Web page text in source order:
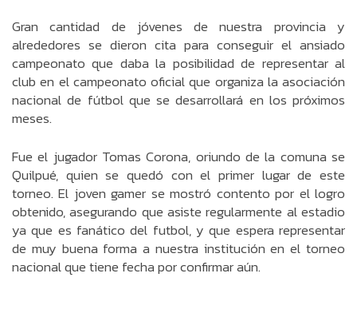
Gran cantidad de jóvenes de nuestra provincia y
alrededores se dieron cita para conseguir el ansiado
campeonato que daba la posibilidad de representar al
club en el campeonato oficial que organiza la asociación
nacional de fútbol que se desarrollará en los próximos
meses.
Fue el jugador Tomas Corona, oriundo de la comuna se
Quilpué, quien se quedó con el primer lugar de este
torneo. El joven gamer se mostró contento por el logro
obtenido, asegurando que asiste regularmente al estadio
ya que es fanático del futbol, y que espera representar
de muy buena forma a nuestra institución en el torneo
nacional que tiene fecha por confirmar aún.